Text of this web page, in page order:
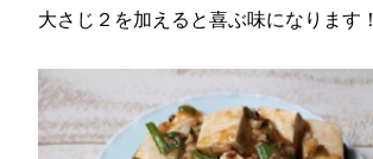
大さじ２を加えると喜ぶ味になります！